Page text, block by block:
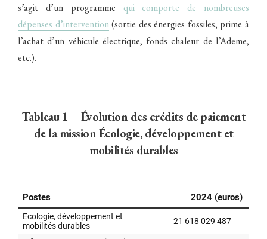
s’agit d’un programme qui comporte de nombreuses
dépenses d’intervention(sortie des énergies fossiles, prime à
l’achat d’un véhicule électrique, fonds chaleur de l’Ademe,
etc.).
Tableau 1 – Évolution des crédits de paiement
de la mission Écologie, développement et
mobilités durables